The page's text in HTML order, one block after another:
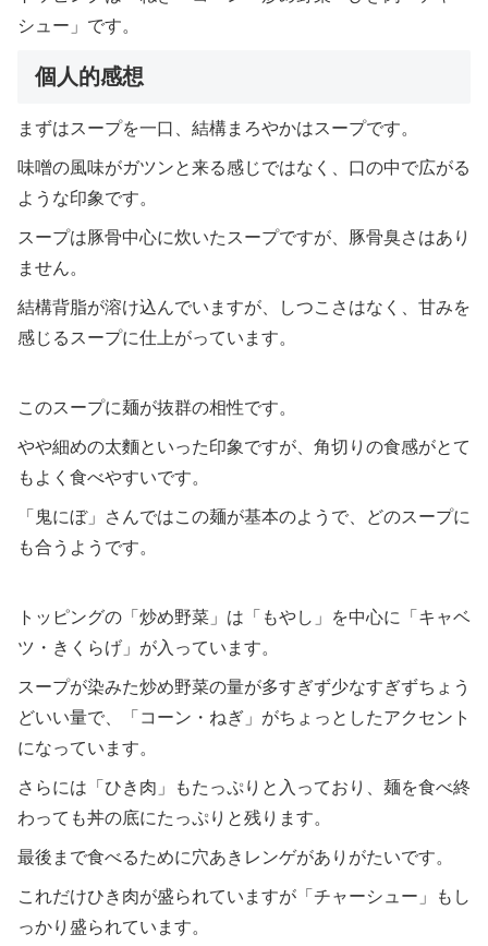
シュー」です。
個人的感想
まずはスープを一口、結構まろやかはスープです。
味噌の風味がガツンと来る感じではなく、口の中で広がる
ような印象です。
スープは豚骨中心に炊いたスープですが、豚骨臭さはあり
ません。
結構背脂が溶け込んでいますが、しつこさはなく、甘みを
感じるスープに仕上がっています。
このスープに麺が抜群の相性です。
やや細めの太麵といった印象ですが、角切りの食感がとて
もよく食べやすいです。
「鬼にぼ」さんではこの麺が基本のようで、どのスープに
も合うようです。
トッピングの「炒め野菜」は「もやし」を中心に「キャベ
ツ・きくらげ」が入っています。
スープが染みた炒め野菜の量が多すぎず少なすぎずちょう
どいい量で、「コーン・ねぎ」がちょっとしたアクセント
になっています。
さらには「ひき肉」もたっぷりと入っており、麺を食べ終
わっても丼の底にたっぷりと残ります。
最後まで食べるために穴あきレンゲがありがたいです。
これだけひき肉が盛られていますが「チャーシュー」もし
っかり盛られています。